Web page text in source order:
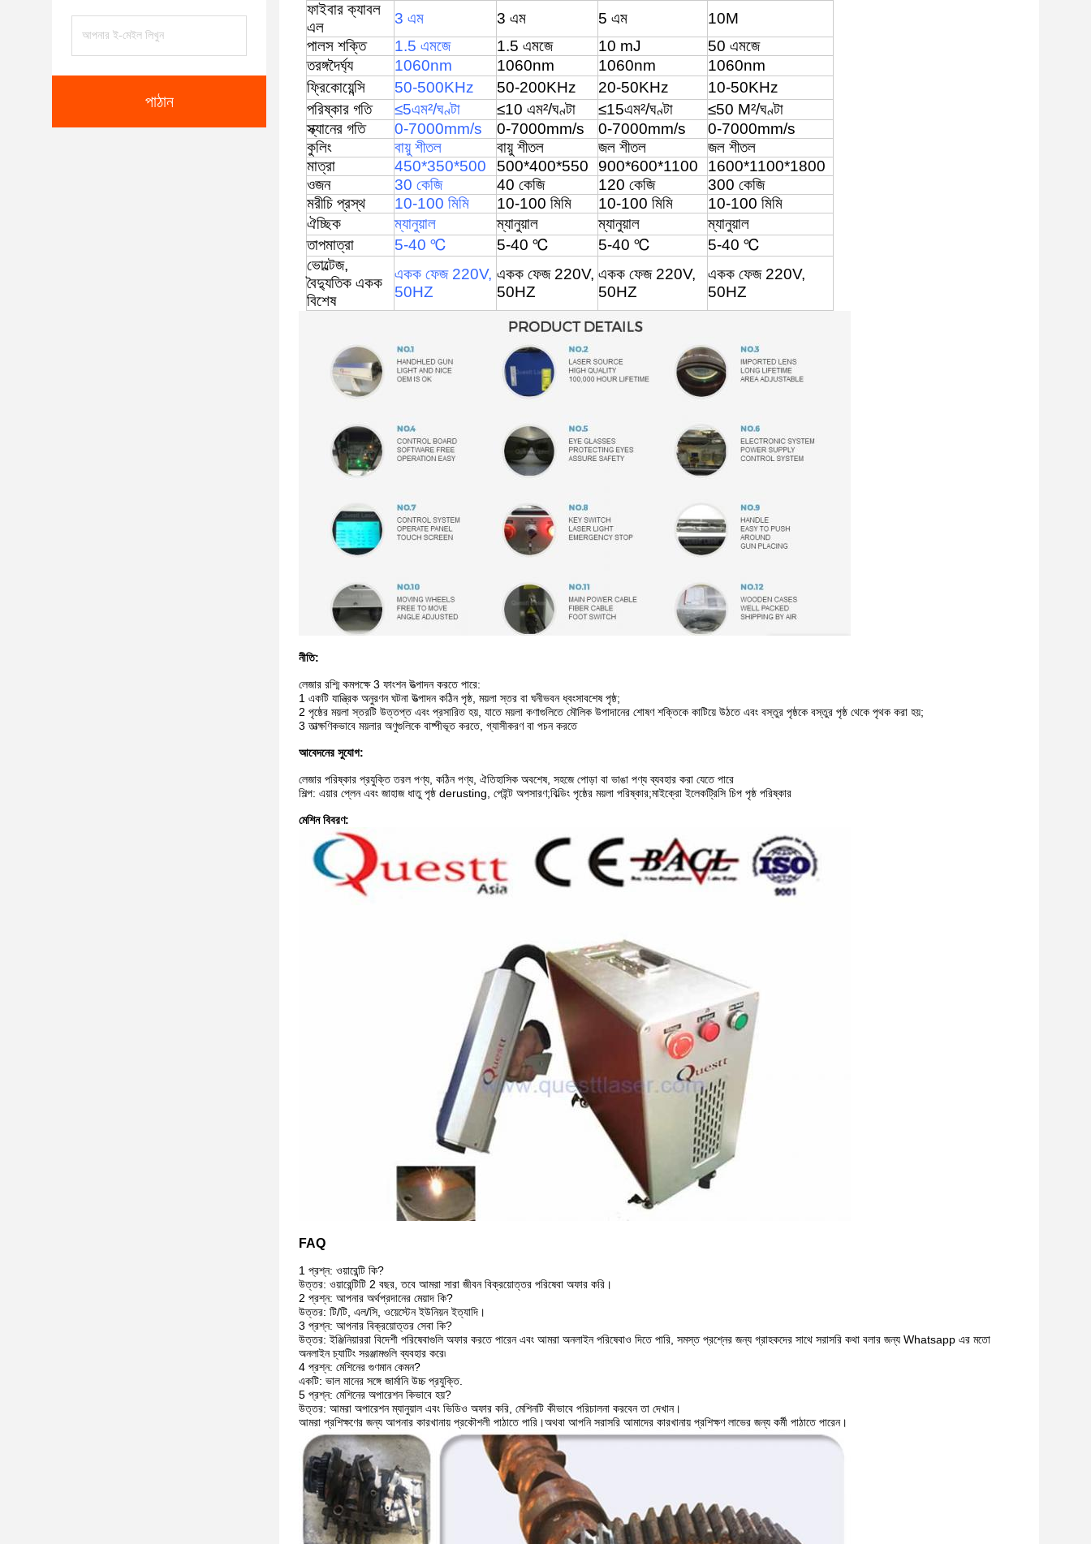
পাঠান
ফাইবার ক্যাবল
এল
3 এম 3 এম 5 এম
10M
পালস শক্তি
1.5 এমজে 1.5 এমজে 10 mJ
50 এমজে
তরঙ্গদৈর্ঘ্য
1060nm 1060nm 1060nm
1060nm
ফ্রিকোয়েন্সি
50-500KHz 50-200KHz 20-50KHz
10-50KHz
পরিষ্কার গতি
≤5এম²/ঘণ্টা ≤10 এম²/ঘণ্টা ≤15এম²/ঘণ্টা ≤50 M²/ঘণ্টা
স্ক্যানের গতি
0-7000mm/s 0-7000mm/s 0-7000mm/s
0-7000mm/s
কুলিং
বায়ু শীতল বায়ু শীতল জল শীতল
জল শীতল
মাত্রা
450*350*500 500*400*550 900*600*1100
1600*1100*1800
ওজন
30 কেজি 40 কেজি 120 কেজি
300 কেজি
মরীচি প্রস্থ
10-100 মিমি 10-100 মিমি 10-100 মিমি
10-100 মিমি
ঐচ্ছিক
ম্যানুয়াল ম্যানুয়াল ম্যানুয়াল
ম্যানুয়াল
তাপমাত্রা
5-40 ℃ 5-40 ℃ 5-40 ℃
5-40 ℃
ভোল্টেজ,
বৈদ্যুতিক একক
বিশেষ
একক ফেজ 220V,
50HZ
একক ফেজ 220V,
50HZ
একক ফেজ 220V,
50HZ
একক ফেজ 220V,
50HZ
নীতি:
লেজার রশ্মি কমপক্ষে 3 ফাংশন উত্পাদন করতে পারে:
1 একটি যান্ত্রিক অনুরণন ঘটনা উত্পাদন কঠিন পৃষ্ঠ, ময়লা স্তর বা ঘনীভবন ধ্বংসাবশেষ পৃষ্ঠ;
2 পৃষ্ঠের ময়লা স্তরটি উত্তপ্ত এবং প্রসারিত হয়, যাতে ময়লা কণাগুলিতে মৌলিক উপাদানের শোষণ শক্তিকে কাটিয়ে উঠতে এবং বস্তুর পৃষ্ঠকে বস্তুর পৃষ্ঠ থেকে পৃথক করা হয়;
3 তাত্ক্ষণিকভাবে ময়লার অণুগুলিকে বাষ্পীভূত করতে, গ্যাসীকরণ বা পচন করতে
আবেদনের সুযোগ:
লেজার পরিষ্কার প্রযুক্তি তরল পণ্য, কঠিন পণ্য, ঐতিহাসিক অবশেষ, সহজে পোড়া বা ভাঙা পণ্য ব্যবহার করা যেতে পারে
শিল্প: এয়ার প্লেন এবং জাহাজ ধাতু পৃষ্ঠ derusting, পেইন্ট অপসারণ;বিল্ডিং পৃষ্ঠের ময়লা পরিষ্কার;মাইক্রো ইলেকট্রিসি চিপ পৃষ্ঠ পরিষ্কার
মেশিন বিবরণ:
FAQ
1 প্রশ্ন: ওয়ারেন্টি কি?
উত্তর: ওয়ারেন্টিটি 2 বছর, তবে আমরা সারা জীবন বিক্রয়োত্তর পরিষেবা অফার করি।
2 প্রশ্ন: আপনার অর্থপ্রদানের মেয়াদ কি?
উত্তর: টি/টি, এল/সি, ওয়েস্টেন ইউনিয়ন ইত্যাদি।
3 প্রশ্ন: আপনার বিক্রয়োত্তর সেবা কি?
উত্তর: ইঞ্জিনিয়াররা বিদেশী পরিষেবাগুলি অফার করতে পারেন এবং আমরা অনলাইন পরিষেবাও দিতে পারি, সমস্ত প্রশ্নের জন্য গ্রাহকদের সাথে সরাসরি কথা বলার জন্য Whatsapp এর মতো
অনলাইন চ্যাটিং সরঞ্জামগুলি ব্যবহার করে৷
4 প্রশ্ন: মেশিনের গুণমান কেমন?
একটি: ভাল মানের সঙ্গে জার্মানি উচ্চ প্রযুক্তি.
5 প্রশ্ন: মেশিনের অপারেশন কিভাবে হয়?
উত্তর: আমরা অপারেশন ম্যানুয়াল এবং ভিডিও অফার করি, মেশিনটি কীভাবে পরিচালনা করবেন তা দেখান।
আমরা প্রশিক্ষণের জন্য আপনার কারখানায় প্রকৌশলী পাঠাতে পারি।অথবা আপনি সরাসরি আমাদের কারখানায় প্রশিক্ষণ লাভের জন্য কর্মী পাঠাতে পারেন।